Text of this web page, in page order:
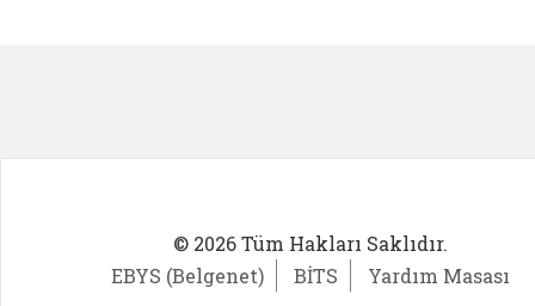
© 2026 Tüm Hakları Saklıdır.
EBYS (Belgenet)
BİTS Yardım Masası